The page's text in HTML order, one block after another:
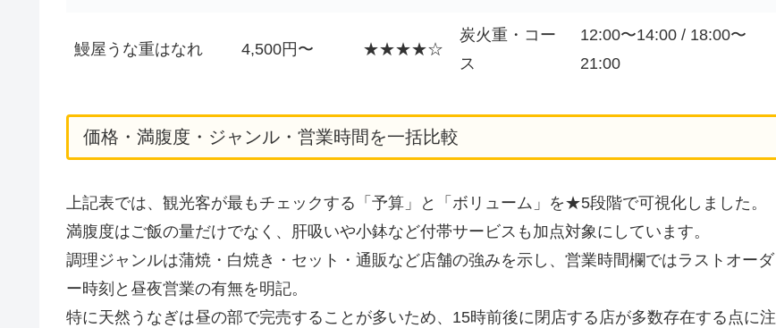
鰻屋うな重はなれ 4,500円〜 ★★★★☆
炭火重・コー
ス
12:00〜14:00 / 18:00〜
21:00
価格・満腹度・ジャンル・営業時間を一括比較
上記表では、観光客が最もチェックする「予算」と「ボリューム」を★5段階で可視化しました。
満腹度はご飯の量だけでなく、肝吸いや小鉢など付帯サービスも加点対象にしています。
調理ジャンルは蒲焼・白焼き・セット・通販など店舗の強みを示し、営業時間欄ではラストオーダ
ー時刻と昼夜営業の有無を明記。
特に天然うなぎは昼の部で完売することが多いため、15時前後に閉店する店が多数存在する点に注